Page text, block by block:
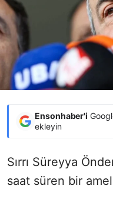
Ensonhaber'i
ekleyin
Sırrı Süreyya
saat süren bir